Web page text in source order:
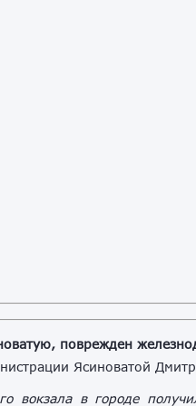
поврежден
Ясиноватой
вокзала в городе